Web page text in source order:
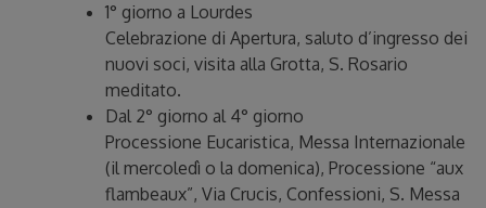
1° giorno a Lourdes
Celebrazione di Apertura, saluto d’ingresso dei
nuovi soci, visita alla Grotta, S. Rosario
meditato.
Dal 2° giorno al 4° giorno
Processione Eucaristica, Messa Internazionale
(il mercoledì o la domenica), Processione “aux
flambeaux”, Via Crucis, Confessioni, S. Messa